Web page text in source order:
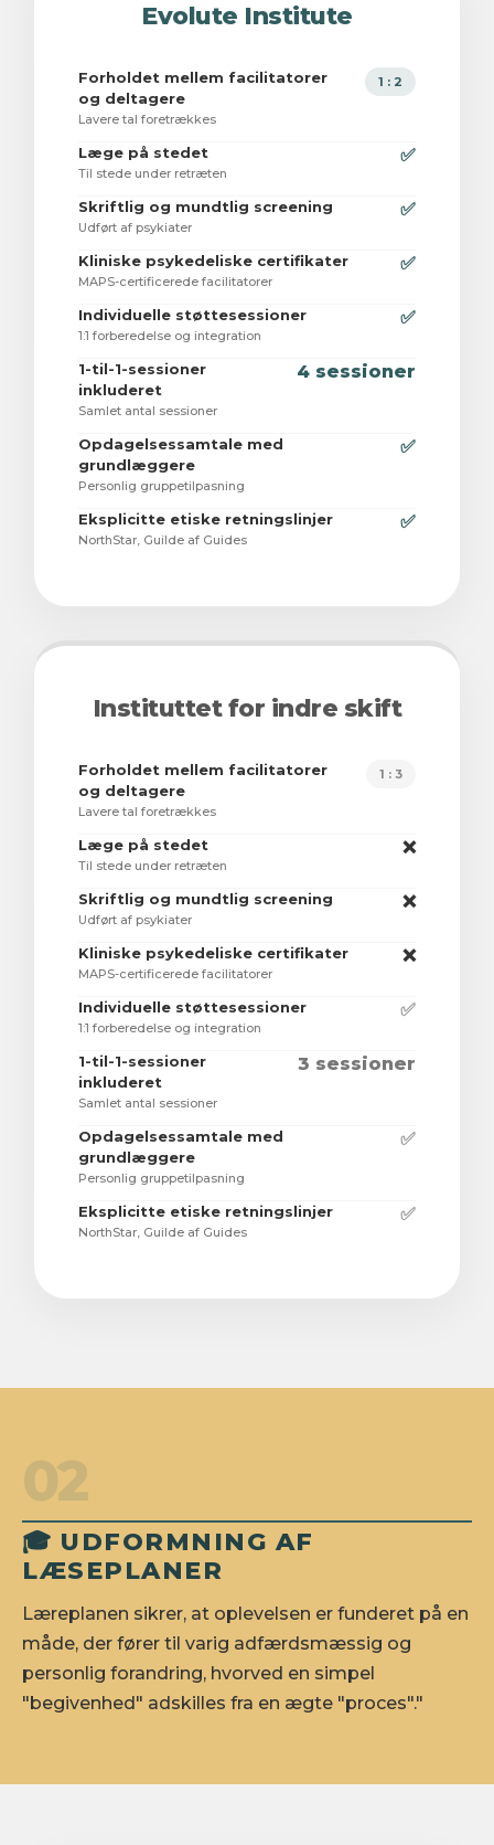
Evolute Institute
Forholdet mellem facilitatorer
og deltagere
Lavere tal foretrækkes
1 : 2
Læge på stedet
Til stede under retræten
✅
Skriftlig og mundtlig screening
Udført af psykiater
✅
Kliniske psykedeliske certifikater
MAPS-certificerede facilitatorer
✅
Individuelle støttesessioner
1:1 forberedelse og integration
✅
1-til-1-sessioner
inkluderet
Samlet antal sessioner
4 sessioner
Opdagelsessamtale med
grundlæggere
Personlig gruppetilpasning
✅
Eksplicitte etiske retningslinjer
NorthStar, Guilde af Guides
✅
Instituttet for indre skift
Forholdet mellem facilitatorer
og deltagere
Lavere tal foretrækkes
1 : 3
Læge på stedet
Til stede under retræten
❌
Skriftlig og mundtlig screening
Udført af psykiater
❌
Kliniske psykedeliske certifikater
MAPS-certificerede facilitatorer
❌
Individuelle støttesessioner
1:1 forberedelse og integration
✅
1-til-1-sessioner
inkluderet
Samlet antal sessioner
3 sessioner
Opdagelsessamtale med
grundlæggere
Personlig gruppetilpasning
✅
Eksplicitte etiske retningslinjer
NorthStar, Guilde af Guides
✅
02
🎓 UDFORMNING AF
LÆSEPLANER
Læreplanen sikrer, at oplevelsen er funderet på en
måde, der fører til varig adfærdsmæssig og
personlig forandring, hvorved en simpel
"begivenhed" adskilles fra en ægte "proces"."